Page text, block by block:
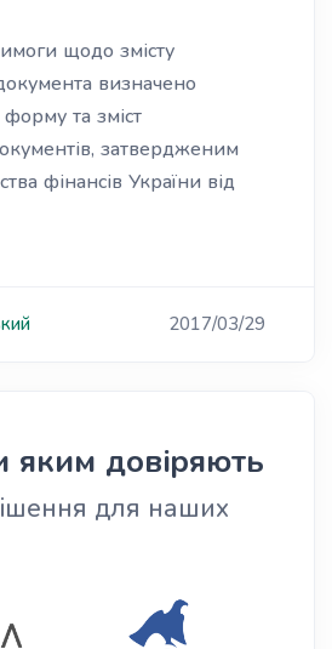
щодо змісту
визначено
та зміст
затвердженим
фінансів України від
2017/03/29
яким довіряють
для наших